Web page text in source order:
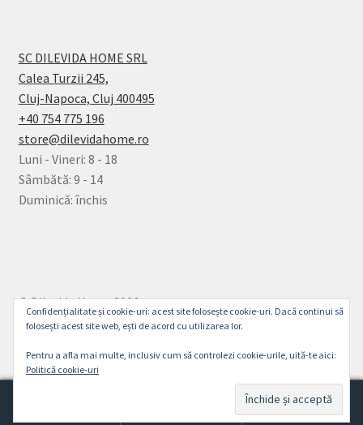
SC DILEVIDA HOME SRL
Calea Turzii 245,
Cluj-Napoca, Cluj 400495
+40 754 775 196
store@dilevidahome.ro
Luni - Vineri: 8 - 18
Sâmbătă: 9 - 14
Duminică: închis
© Dilevida Home 2026
Politică de Confidențialitate
Construit cu
0
Confidențialitate și cookie-uri: acest site folosește cookie-uri. Dacă continui să
folosești acest site web, ești de acord cu utilizarea lor.
Pentru a afla mai multe, inclusiv cum să controlezi cookie-urile, uită-te aici:
Politică cookie-uri